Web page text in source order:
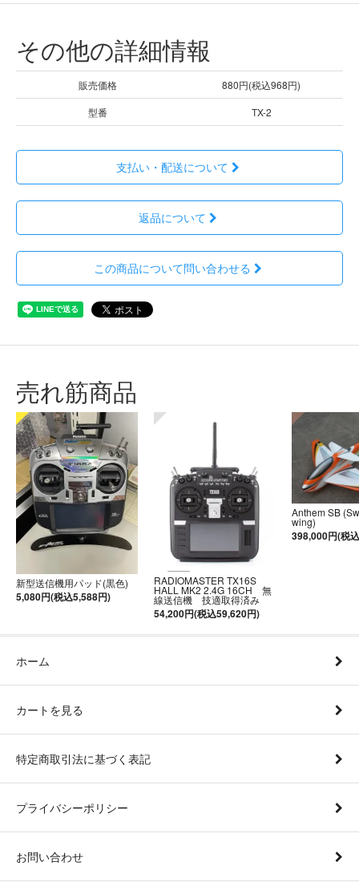
その他の詳細情報
販売価格
880円(税込968円)
型番
TX-2
支払い・配送について
返品について
この商品について問い合わせる
売れ筋商品
新型送信機用パッド(黒色)
5,080円(税込5,588円)
RADIOMASTER TX16S
HALL MK2 2.4G 16CH 無
線送信機 技適取得済み
54,200円(税込59,620円)
Anthem SB
wing)
398,000円(税
ホーム
カートを見る
特定商取引法に基づく表記
プライバシーポリシー
お問い合わせ